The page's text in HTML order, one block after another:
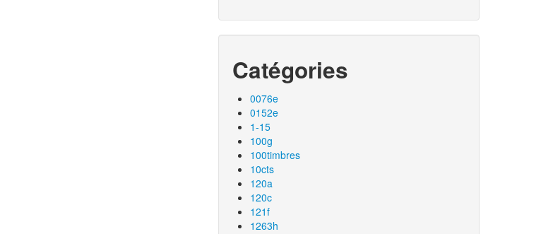
Catégories
0076e
0152e
1-15
100g
100timbres
10cts
120a
120c
121f
1263h